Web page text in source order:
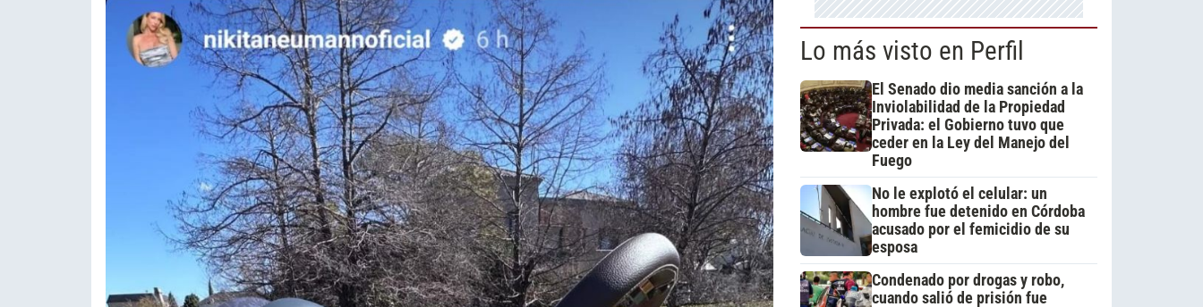
Lo más visto en Perfil
El Senado dio media sanción a la
Inviolabilidad de la Propiedad
Privada: el Gobierno tuvo que
ceder en la Ley del Manejo del
Fuego
No le explotó el celular: un
hombre fue detenido en Córdoba
acusado por el femicidio de su
esposa
Condenado por drogas y robo,
cuando salió de prisión fue